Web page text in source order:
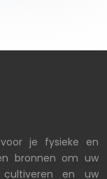
je fysieke en
bronnen om uw
en uw